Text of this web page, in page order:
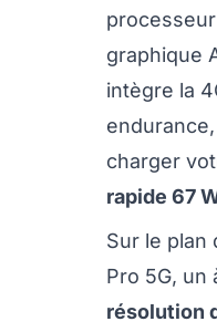
graphique
intègre la
endurance,
charger
rapide 67
Sur le plan
Pro 5G, un
résolution